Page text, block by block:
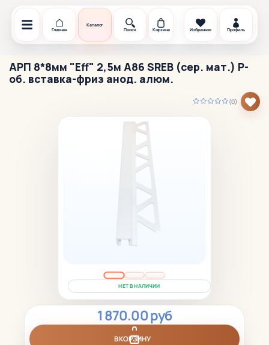
Главная
Каталог
Поиск
Корзина Избранное Профиль
АРП 8*8мм "Eff" 2,5м А86 SREB (сер. мат.) Р-
об. вставка-фриз анод. алюм.
(0)
НЕТ В НАЛИЧИИ
1 870.00 руб
В КОРЗИНУ